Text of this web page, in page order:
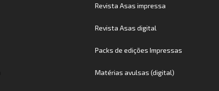
Revista Asas impressa
Revista Asas digital
Packs de edições Impressas
Matérias avulsas (digital)